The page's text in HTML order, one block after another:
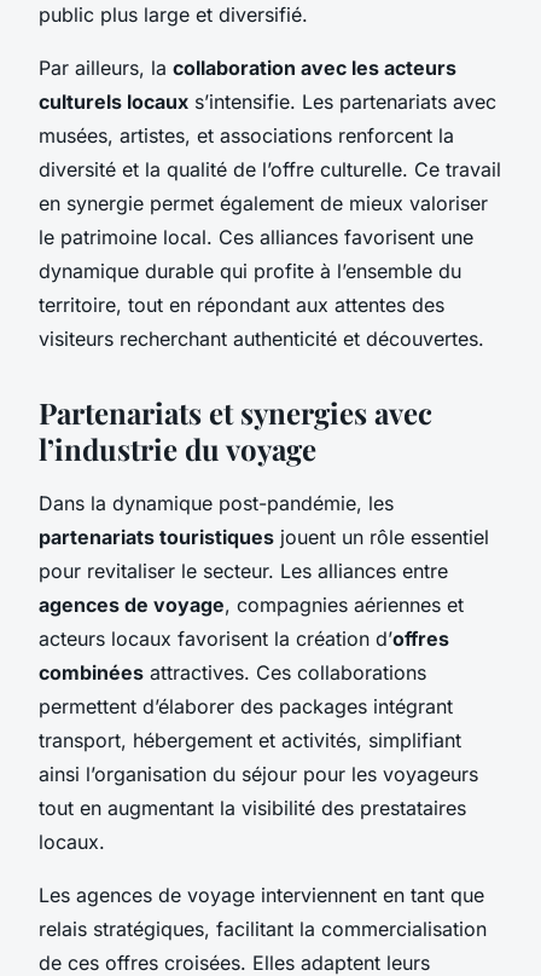
public plus large et diversifié.
Par ailleurs, la collaboration avec les acteurs
culturels locaux s’intensifie. Les partenariats avec
musées, artistes, et associations renforcent la
diversité et la qualité de l’offre culturelle. Ce travail
en synergie permet également de mieux valoriser
le patrimoine local. Ces alliances favorisent une
dynamique durable qui profite à l’ensemble du
territoire, tout en répondant aux attentes des
visiteurs recherchant authenticité et découvertes.
Partenariats et synergies avec
l’industrie du voyage
Dans la dynamique post-pandémie, les
partenariats touristiques jouent un rôle essentiel
pour revitaliser le secteur. Les alliances entre
agences de voyage, compagnies aériennes et
acteurs locaux favorisent la création d’offres
combinées attractives. Ces collaborations
permettent d’élaborer des packages intégrant
transport, hébergement et activités, simplifiant
ainsi l’organisation du séjour pour les voyageurs
tout en augmentant la visibilité des prestataires
locaux.
Les agences de voyage interviennent en tant que
relais stratégiques, facilitant la commercialisation
de ces offres croisées. Elles adaptent leurs